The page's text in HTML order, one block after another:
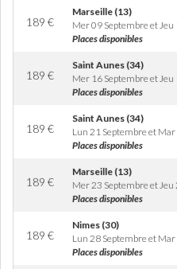
189 €
Marseille (13)
Mer 09 Septembre et
Places disponibles
189 €
Saint Aunes (34)
Mer 16 Septembre et
Places disponibles
189 €
Saint Aunes (34)
Lun 21 Septembre et
Places disponibles
189 €
Marseille (13)
Mer 23 Septembre et
Places disponibles
189 €
Nimes (30)
Lun 28 Septembre et
Places disponibles